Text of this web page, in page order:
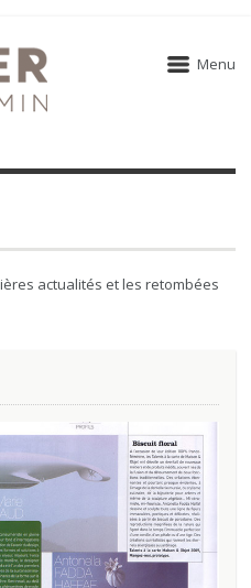
Menu
actualités et les retombées